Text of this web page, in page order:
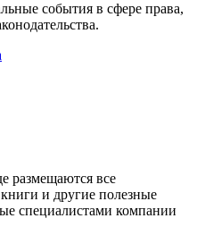
события в сфере права,
размещаются все
и другие полезные
специалистами компании